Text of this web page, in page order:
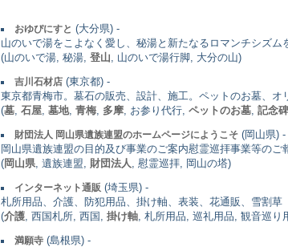
おゆぴにすと (大分県) -
山のいで湯をこよなく愛し、秘湯と新たなるロマンチシズム
(山のいで湯, 秘湯, 登山 , 山のいで湯行脚, 大分の山)
吉川石材店 (東京都) -
東京都青梅市。墓石の販売、設計、施工。ペットのお墓、
(墓 石屋 墓地, 青梅 多摩 , お参り代行, ペットのお墓 記念碑
財団法人 岡山県遺族連盟のホームページにようこそ (岡山県) -
岡山県遺族連盟の目的及び事業のご案内慰霊巡拝事業等のご
(岡山県 , 遺族連盟, 財団法人 , 慰霊巡拝, 岡山の塔)
インターネット通販 (埼玉県) -
札所用品、介護、防犯用品、掛け軸、表装、花通販、雪割草
(介護 , 西国札所, 西国, 掛け軸 , 札所用品, 巡礼用品, 観音巡り
満願寺 (島根県) -